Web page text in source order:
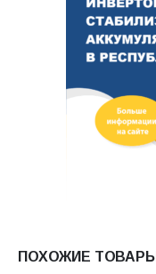
ПОХОЖИЕ ТОВАРЫ